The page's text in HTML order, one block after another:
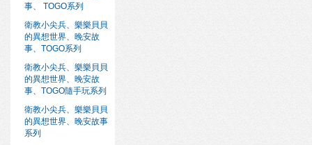
事、 TOGO系列
衛教小尖兵、樂樂貝貝
的異想世界、晚安故
事、TOGO系列
衛教小尖兵、樂樂貝貝
的異想世界、晚安故
事、TOGO隨手玩系列
衛教小尖兵、樂樂貝貝
的異想世界、晚安故事
系列